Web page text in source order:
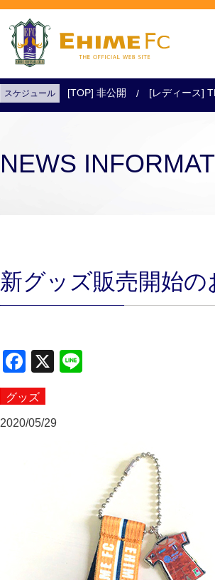
試合日程・結果 アクセス
スケジュール [TOP] 非公開 [レディース]
NEWS
新グッズ販売開始の
Facebook
X
グッズ
2020/05/29